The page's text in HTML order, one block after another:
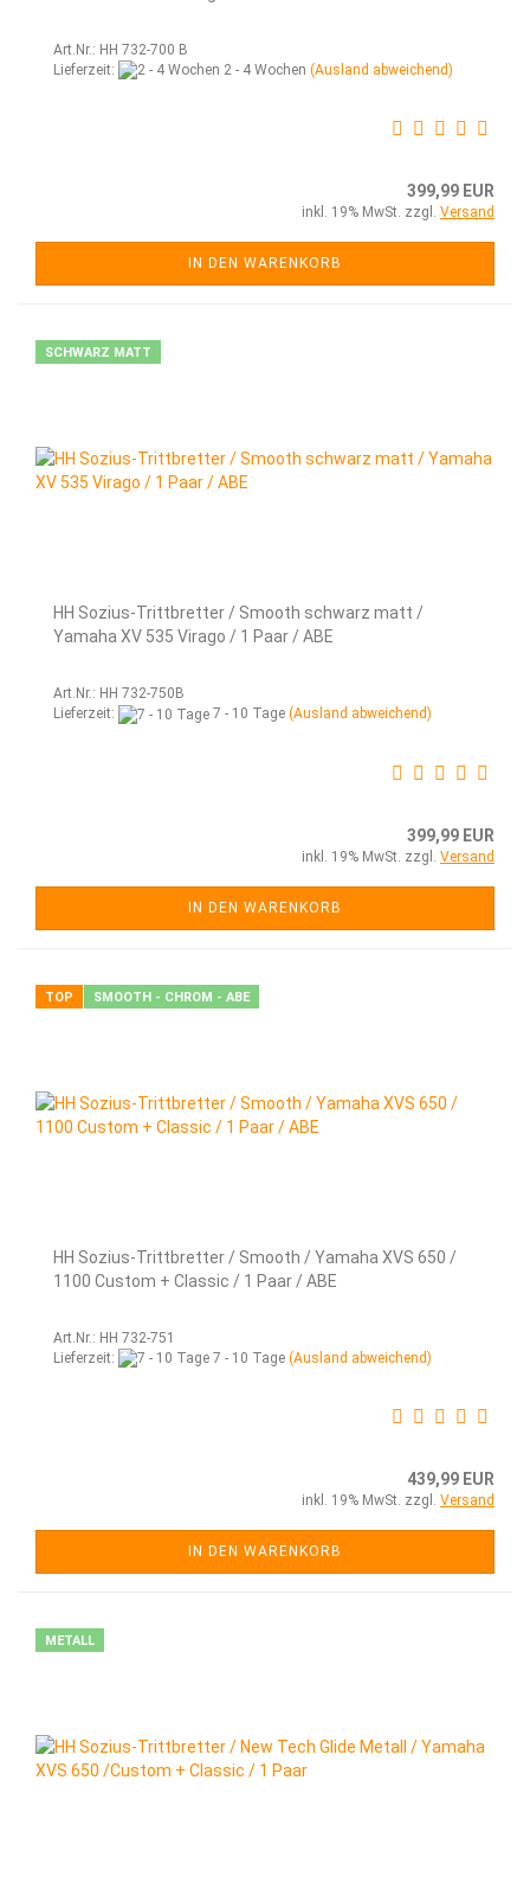
Art.Nr.: HH 732-700 B
Lieferzeit:
2 - 4 Wochen (Ausland abweichend)
399,99 EUR
inkl. 19% MwSt. zzgl. Versand
IN DEN WARENKORB
SCHWARZ MATT
HH Sozius-Trittbretter / Smooth schwarz matt /
Yamaha XV 535 Virago / 1 Paar / ABE
Art.Nr.: HH 732-750B
Lieferzeit:
7 - 10 Tage (Ausland abweichend)
399,99 EUR
inkl. 19% MwSt. zzgl. Versand
IN DEN WARENKORB
TOP SMOOTH - CHROM - ABE
HH Sozius-Trittbretter / Smooth / Yamaha XVS 650 /
1100 Custom + Classic / 1 Paar / ABE
Art.Nr.: HH 732-751
Lieferzeit:
7 - 10 Tage (Ausland abweichend)
439,99 EUR
inkl. 19% MwSt. zzgl. Versand
IN DEN WARENKORB
METALL